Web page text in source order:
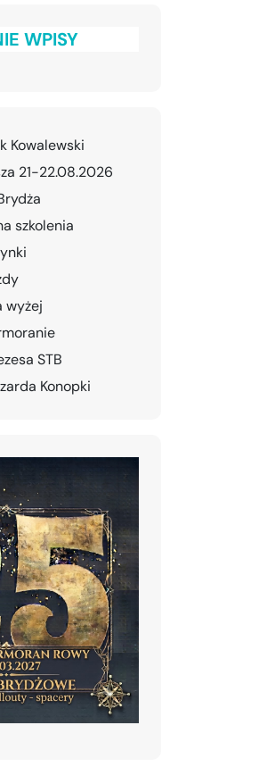
WPISY
Kowalewski
21-22.08.2026
szkolenia
wyżej
STB
Konopki